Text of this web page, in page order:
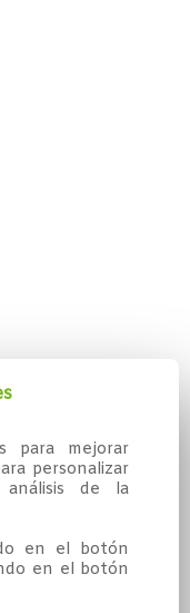
para mejorar
personalizar
de la
en el botón
en el botón